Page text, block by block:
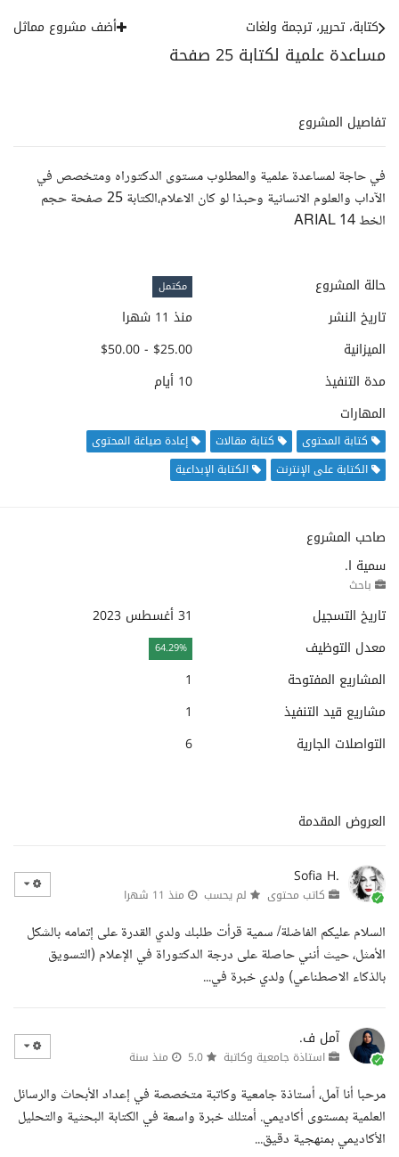
مساعدة علمية لكتابة 25 صفحة
كتابة، تحرير، ترجمة ولغات أضف مشروع مماثل
تفاصيل المشروع
في حاجة لمساعدة علمية والمطلوب مستوى الدكتوراه ومتخصص في
الآداب والعلوم الانسانية وحبذا لو كان الاعلام،الكتابة 25 صفحة حجم
الخط 14 ARIAL
حالة المشروع مكتمل
تاريخ النشر
منذ 11 شهرا
الميزانية
$25.00 - $50.00
مدة التنفيذ
10 أيام
المهارات
كتابة المحتوى كتابة مقالات
إعادة صياغة المحتوى
الكتابة على الإنترنت
الكتابة الإبداعية
صاحب المشروع
سمية ا.
باحث
تاريخ التسجيل
31 أغسطس 2023
معدل التوظيف
64.29%
المشاريع المفتوحة
1
مشاريع قيد التنفيذ
1
التواصلات الجارية
6
العروض المقدمة
Sofia H.
كاتب محتوى لم يحسب منذ 11 شهرا
السلام عليكم الفاضلة/ سمية قرأت طلبك ولدي القدرة على إتمامه بالشكل
الأمثل، حيث أنني حاصلة على درجة الدكتوراة في الإعلام (التسويق
بالذكاء الاصطناعي) ولدي خبرة في...
آمل ف.
استاذة جامعية وكاتبة منذ سنة
مرحبا أنا آمل، أستاذة جامعية وكاتبة متخصصة في إعداد الأبحاث والرسائل
العلمية بمستوى أكاديمي. أمتلك خبرة واسعة في الكتابة البحثية والتحليل
الأكاديمي بمنهجية دقيق...